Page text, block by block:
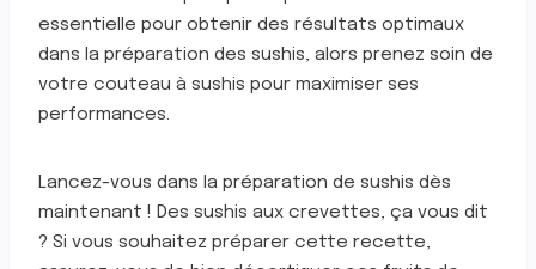
essentielle pour obtenir des résultats optimaux
dans la préparation des sushis, alors prenez soin de
votre couteau à sushis pour maximiser ses
performances.
Lancez-vous dans la préparation de sushis dès
maintenant ! Des sushis aux crevettes, ça vous dit
? Si vous souhaitez préparer cette recette,